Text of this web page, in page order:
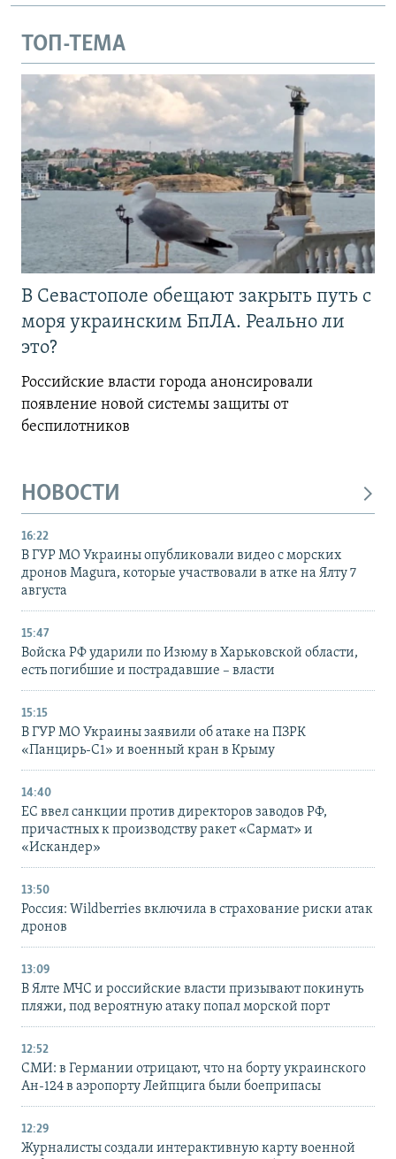
ТОП-ТЕМА
В Севастополе обещают закрыть путь с
моря украинским БпЛА. Реально ли
это?
Российские власти города анонсировали
появление новой системы защиты от
беспилотников
НОВОСТИ
16:22
В ГУР МО Украины опубликовали видео с морских
дронов Magura, которые участвовали в атке на Ялту 7
августа
15:47
Войска РФ ударили по Изюму в Харьковской области,
есть погибшие и пострадавшие – власти
15:15
В ГУР МО Украины заявили об атаке на ПЗРК
«Панцирь-С1» и военный кран в Крыму
14:40
ЕС ввел санкции против директоров заводов РФ,
причастных к производству ракет «Сармат» и
«Искандер»
13:50
Россия: Wildberries включила в страхование риски атак
дронов
13:09
В Ялте МЧС и российские власти призывают покинуть
пляжи, под вероятную атаку попал морской порт
12:52
СМИ: в Германии отрицают, что на борту украинского
Ан-124 в аэропорту Лейпцига были боеприпасы
12:29
Журналисты создали интерактивную карту военной